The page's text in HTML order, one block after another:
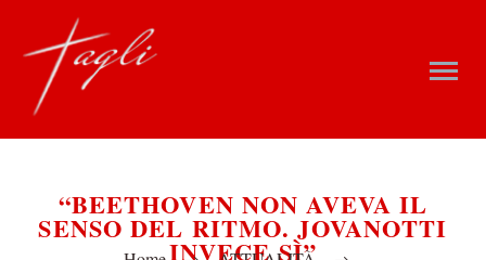
“BEETHOVEN NON AVEVA IL
SENSO DEL RITMO. JOVANOTTI
INVECE SÌ”